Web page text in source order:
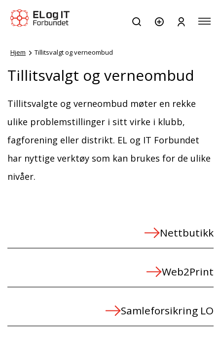
Hjem Tillitsvalgt og verneombud
Tillitsvalgt og verneombud
Tillitsvalgte og verneombud møter en rekke
ulike problemstillinger i sitt virke i klubb,
fagforening eller distrikt. EL og IT Forbundet
har nyttige verktøy som kan brukes for de ulike
nivåer.
Nettbutikk
Web2Print
Samleforsikring LO